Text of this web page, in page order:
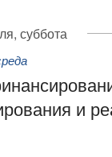
суббота
и